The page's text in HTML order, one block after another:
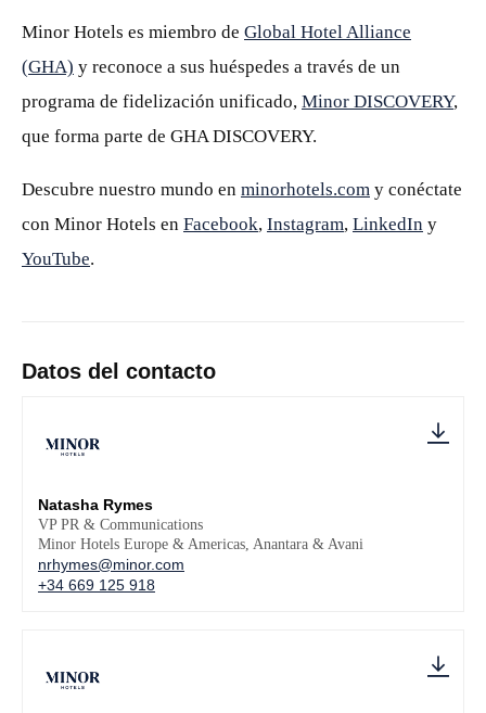
Minor Hotels es miembro de Global Hotel Alliance
(GHA) y reconoce a sus huéspedes a través de un
programa de fidelización unificado, Minor DISCOVERY,
que forma parte de GHA DISCOVERY.
Descubre nuestro mundo en minorhotels.com y conéctate
con Minor Hotels en Facebook, Instagram, LinkedIn y
YouTube.
Datos del contacto
Natasha Rymes
VP PR & Communications
Minor Hotels Europe & Americas, Anantara & Avani
nrhymes@minor.com
+34 669 125 918